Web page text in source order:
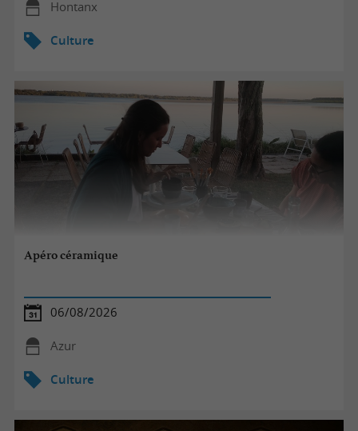
Hontanx
Culture
Apéro céramique
06/08/2026
Azur
Culture